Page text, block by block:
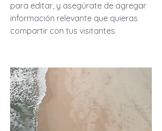
para editar, y asegúrate de agregar
información relevante que quieras
compartir con tus visitantes.